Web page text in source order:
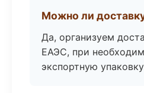
Можно ли
Да, организуем
ЕАЭС, при
экспортную